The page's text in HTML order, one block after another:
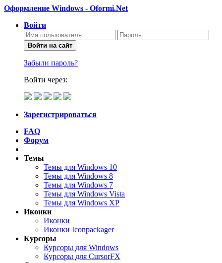
Оформление Windows - Oformi.Net
Войти
Войти на сайт
Забыли пароль?
Войти через:
Зарегистрироваться
FAQ
Форум
Темы
Темы для Windows 10
Темы для Windows 8
Темы для Windows 7
Темы для Windows Vista
Темы для Windows XP
Иконки
Иконки
Иконки Iconpackager
Курсоры
Курсоры для Windows
Курсоры для CursorFX